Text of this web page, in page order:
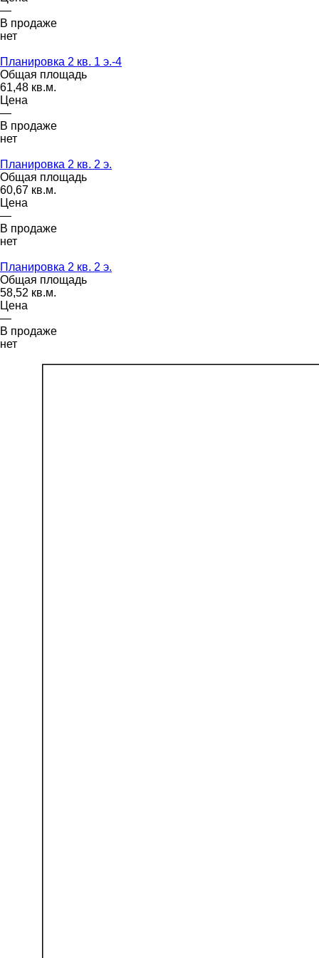
—
В продаже
нет
Планировка 2 кв. 1 э.-4
Общая площадь
61,48 кв.м.
Цена
—
В продаже
нет
Планировка 2 кв. 2 э.
Общая площадь
60,67 кв.м.
Цена
—
В продаже
нет
Планировка 2 кв. 2 э.
Общая площадь
58,52 кв.м.
Цена
—
В продаже
нет